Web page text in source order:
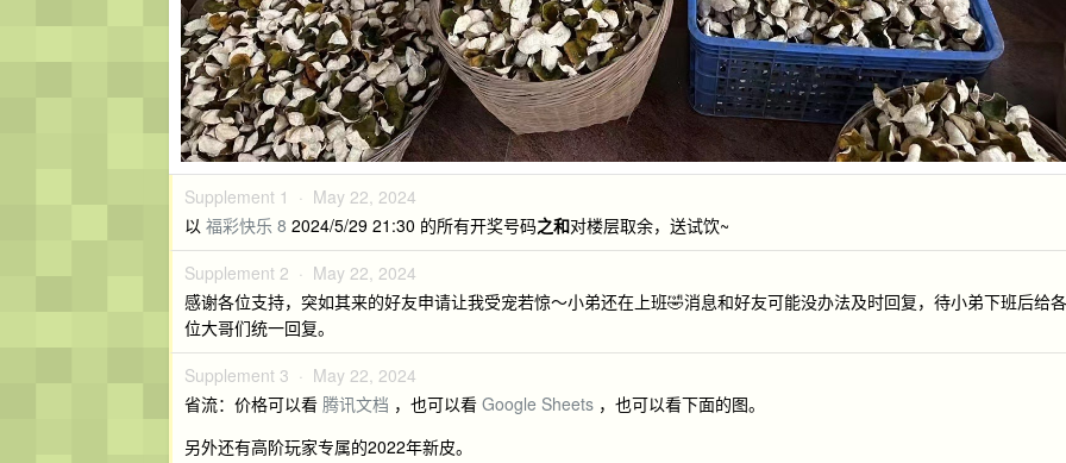
Supplement 1 · May 22, 2024
以 福彩快乐 8 2024/5/29 21:30 的所有开奖号码之和对楼层取余，送试饮~
Supplement 2 · May 22, 2024
感谢各位支持，突如其来的好友申请让我受宠若惊～小弟还在上班🤣消息和好友可能没办法及时回复，待小弟下班后给各
位大哥们统一回复。
Supplement 3 · May 22, 2024
省流：价格可以看 腾讯文档 ，也可以看 Google Sheets ，也可以看下面的图。
另外还有高阶玩家专属的2022年新皮。